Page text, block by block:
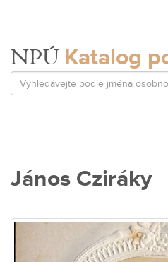
NPÚ Katalog
János Cziráky